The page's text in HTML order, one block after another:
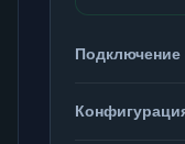
Подключение